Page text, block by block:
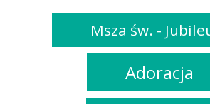
Msza św. -
Adoracja